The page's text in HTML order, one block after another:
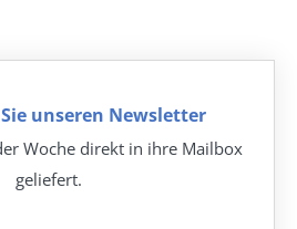
unseren Newsletter
Woche direkt in ihre Mailbox
geliefert.